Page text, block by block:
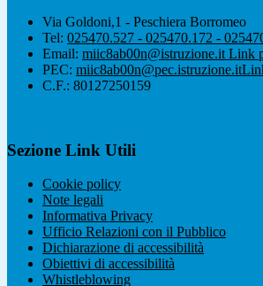
Via Goldoni,1 - Peschiera Borromeo
Tel: 025470.527 - 025470.172 -
Email: miic8ab00n@istruzione.it Link
PEC: miic8ab00n@pec.istruzione.it
C.F.: 80127250159
Sezione Link Utili
Cookie policy
Note legali
Informativa Privacy
Ufficio Relazioni con il Pubblico
Dichiarazione di accessibilità
Obiettivi di accessibilità
Whistleblowing